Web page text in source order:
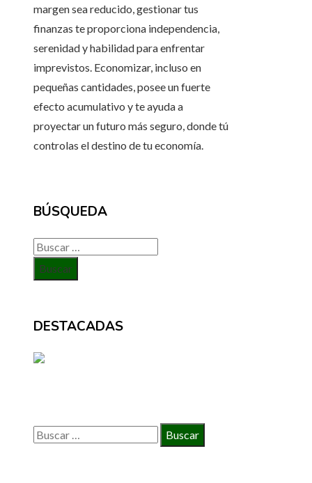
margen sea reducido, gestionar tus
finanzas te proporciona independencia,
serenidad y habilidad para enfrentar
imprevistos. Economizar, incluso en
pequeñas cantidades, posee un fuerte
efecto acumulativo y te ayuda a
proyectar un futuro más seguro, donde tú
controlas el destino de tu economía.
BÚSQUEDA
Buscar:
DESTACADAS
Buscar: